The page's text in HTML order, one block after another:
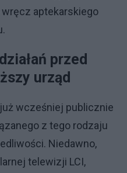
wręcz aptekarskiego
przed
urząd
wcześniej publicznie
z tego rodzaju
Niedawno,
telewizji LCI,